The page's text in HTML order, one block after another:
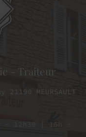
- Traiteur
21190 MEURSAULT
- 12h30 | 15h -